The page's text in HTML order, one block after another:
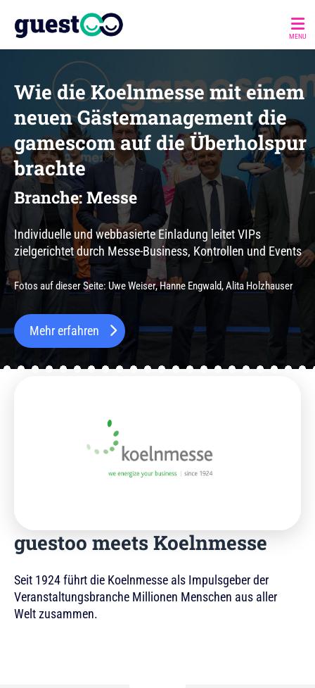
MENU
Wie die Koelnmesse mit einem
neuen Gästemanagement die
gamescom auf die Überholspur
brachte
Branche: Messe
Individuelle und webbasierte Einladung leitet VIPs
zielgerichtet durch Messe-Business, Kontrollen und Events
Fotos auf dieser Seite: Uwe Weiser, Hanne Engwald, Alita Holzhauser
Mehr erfahren
guestoo meets Koelnmesse
Seit 1924 führt die Koelnmesse als Impulsgeber der
Veranstaltungsbranche Millionen Menschen aus aller
Welt zusammen.